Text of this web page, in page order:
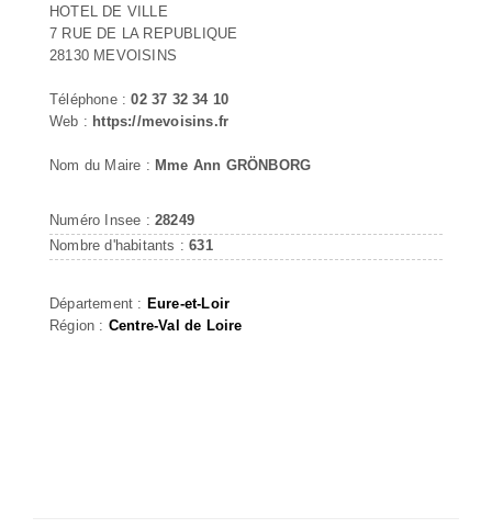
HOTEL DE VILLE
7 RUE DE LA REPUBLIQUE
28130 MEVOISINS
Téléphone :02 37 32 34 10
Web : https://mevoisins.fr
Nom du Maire : Mme Ann GRÖNBORG
Numéro Insee : 28249
Nombre d'habitants :631
Département : Eure-et-Loir
Région : Centre-Val de Loire